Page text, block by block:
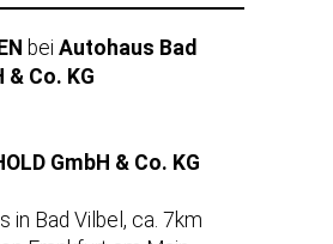
bei Autohaus Bad
& Co. KG
GmbH & Co. KG
in Bad Vilbel, ca. 7km